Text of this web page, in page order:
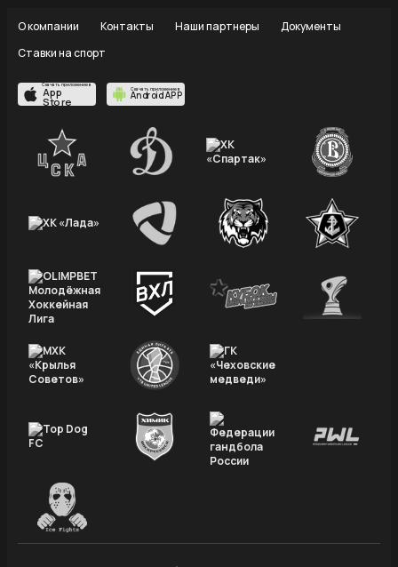
О компании Контакты Наши партнеры
Документы
Ставки на спорт
Скачать приложение в
App
Store
Скачать приложение в
Android APP